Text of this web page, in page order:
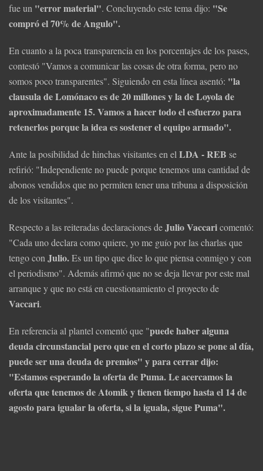
fue un "error material". Concluyendo este tema dijo: "Se
compró el 70% de Angulo".
En cuanto a la poca transparencia en los porcentajes de los pases,
contestó "Vamos a comunicar las cosas de otra forma, pero no
somos poco transparentes". Siguiendo en esta línea asentó: "la
clausula de Lomónaco es de 20 millones y la de Loyola de
aproximadamente 15. Vamos a hacer todo el esfuerzo para
retenerlos porque la idea es sostener el equipo armado".
Ante la posibilidad de hinchas visitantes en el LDA - REB se
refirió: "Independiente no puede porque tenemos una cantidad de
abonos vendidos que no permiten tener una tribuna a disposición
de los visitantes".
Respecto a las reiteradas declaraciones deJulio Vaccaricomentó:
"Cada uno declara como quiere, yo me guío por las charlas que
tengo con Julio.Es un tipo que dice lo que piensa conmigo y con
el periodismo". Además afirmó que no se deja llevar por este mal
arranque y que no está en cuestionamiento el proyecto de
Vaccari.
En referencia al plantel comentó que "puede haber alguna
deuda circunstancial pero que en el corto plazo se pone al día,
puede ser una deuda de premios" y para cerrar dijo:
"Estamos esperando la oferta de Puma. Le acercamos la
oferta que tenemos de Atomik y tienen tiempo hasta el 14 de
agosto para igualar la oferta, si la iguala, sigue Puma".